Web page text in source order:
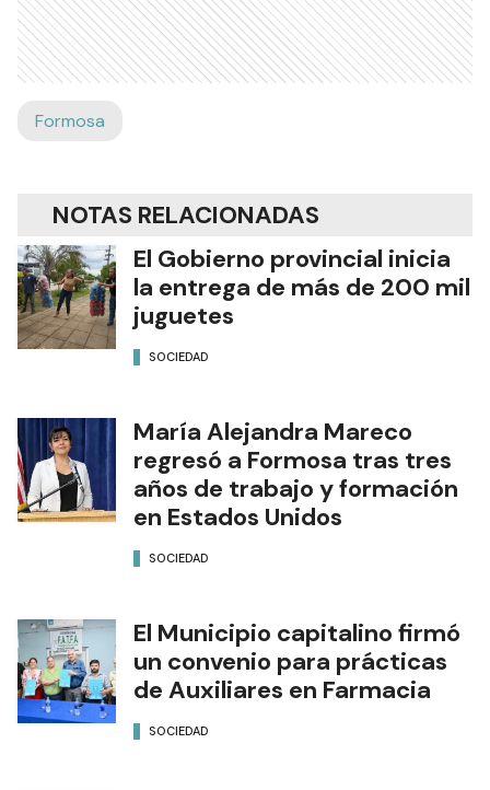
Formosa
NOTAS RELACIONADAS
El Gobierno provincial inicia
la entrega de más de 200 mil
juguetes
SOCIEDAD
María Alejandra Mareco
regresó a Formosa tras tres
años de trabajo y formación
en Estados Unidos
SOCIEDAD
El Municipio capitalino firmó
un convenio para prácticas
de Auxiliares en Farmacia
SOCIEDAD